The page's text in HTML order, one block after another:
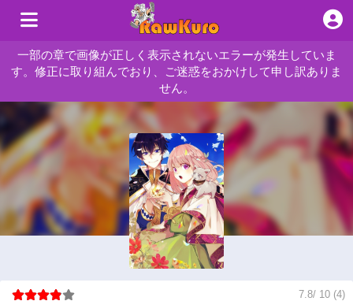
一部の章で画像が正しく表示されないエラーが発生していま
す。修正に取り組んでおり、ご迷惑をおかけして申し訳ありま
せん。
7.8/ 10 (4)